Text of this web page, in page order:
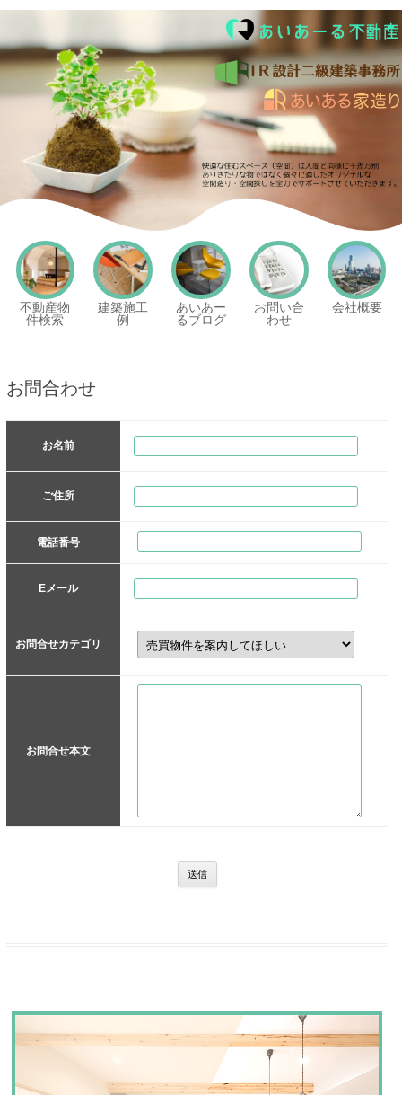
あいあーる不動産
不動産物
件検索
建築施工
例
あいあー
るブログ
お問い合
わせ
会社概要
お問合わせ
お名前
ご住所
電話番号
Eメール
お問合せカテゴリ
お問合せ本文